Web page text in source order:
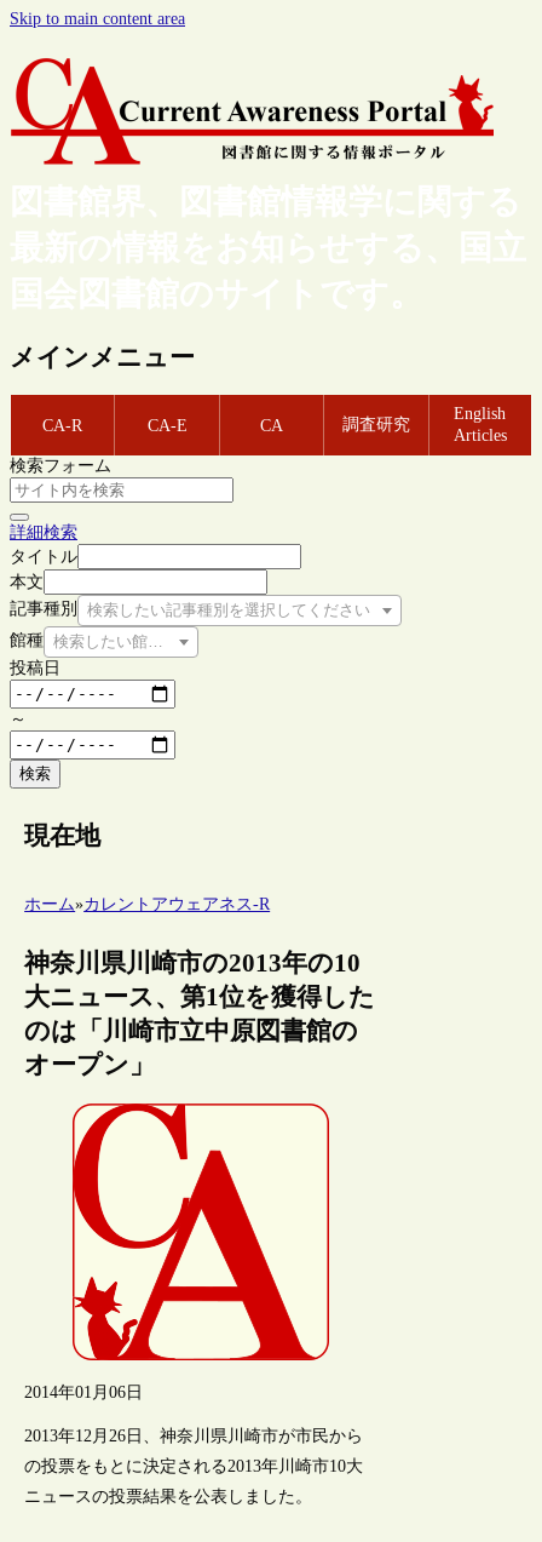
Skip to main content area
図書館界、図書館情報学に関する
最新の情報をお知らせする、国立
国会図書館のサイトです。
メインメニュー
CA-R CA-E CA 調査研究
English
Articles
検索フォーム
詳細検索
タイトル
本文
記事種別
検索したい記事種別を選択してください
館種 検索したい館種を選択してください
投稿日
～
検索
現在地
ホーム»カレントアウェアネス-R
神奈川県川崎市の2013年の10
大ニュース、第1位を獲得した
のは「川崎市立中原図書館の
オープン」
2014年01月06日
2013年12月26日、神奈川県川崎市が市民から
の投票をもとに決定される2013年川崎市10大
ニュースの投票結果を公表しました。